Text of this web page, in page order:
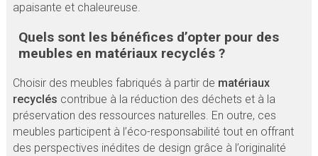
apaisante et chaleureuse.
Quels sont les bénéfices d’opter pour des
meubles en matériaux recyclés ?
Choisir des meubles fabriqués à partir de matériaux
recyclés contribue à la réduction des déchets et à la
préservation des ressources naturelles. En outre, ces
meubles participent à l’éco-responsabilité tout en offrant
des perspectives inédites de design grâce à l’originalité